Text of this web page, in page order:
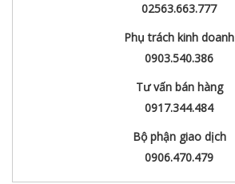
02563.663.777
Phụ trách kinh doanh
0903.540.386
Tư vấn bán hàng
0917.344.484
Bộ phận giao dịch
0906.470.479